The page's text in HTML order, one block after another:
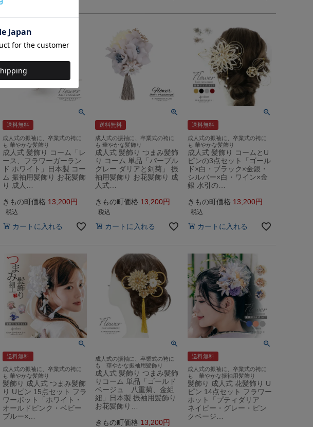
送料無料
成人式の振袖に、卒業式の袴に
も 華やかな髪飾り
成人式 髪飾り コーム「レ
ース、フラワーガーラン
ド ホワイト」日本製 コー
ム 振袖用髪飾り お花髪飾
り 成人…
きもの町価格 13,200
税込
カートに入れる
送料無料
成人式の振袖に、卒業式の袴に
も 華やかな髪飾り
成人式 髪飾り つまみ髪飾
り コーム 単品「パープル
グレー ダリアと剣菊」 振
袖用髪飾り お花髪飾り 成
人式…
きもの町価格 13,200
税込
カートに入れる
送料無料
成人式の振袖に、卒業式の袴に
も 華やかな髪飾り
成人式 髪飾り コームとU
ピンの3点セット「ゴール
ド×白・ブラック×金銀・
シルバー×白・ワイン×金
銀 水引の…
きもの町価格 13,200
税込
カートに入れる
送料無料
成人式の振袖に、卒業式の袴に
も 華やかな髪飾り
髪飾り 成人式 つまみ髪飾
り Uピン 15点セット フラ
ワーポット「ホワイト・
オールドピンク・ベビー
ブルー×…
成人式の振袖に、卒業式の袴に
も 華やかな振袖用髪飾り
成人式 髪飾り つまみ髪飾
りコーム 単品「ゴールド
ベージュ 八重菊、金組
紐」日本製 振袖用髪飾り
お花髪飾り…
きもの町価格 13,200
送料無料
成人式の振袖に、卒業式の袴に
も 華やかな振袖用髪飾り
髪飾り 成人式 花髪飾り U
ピン 14点セット フラワー
ポット「プティダリア
ネイビー・グレー・ピン
クベージ…